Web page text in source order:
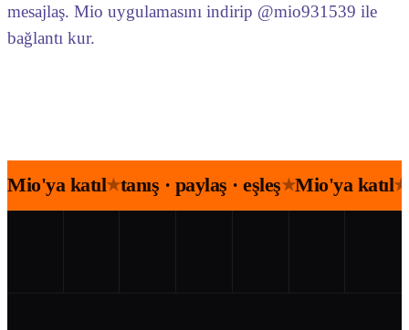
mesajlaş. Mio uygulamasını indirip @mio931539 ile
bağlantı kur.
Mio'ya katıl★tanış · paylaş · eşleş★Mio'ya katıl★